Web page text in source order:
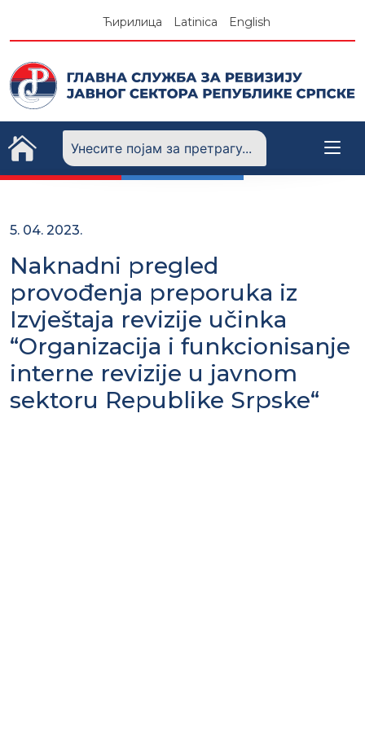
Ћирилица Latinica English
5. 04. 2023.
Naknadni pregled
provođenja preporuka iz
Izvještaja revizije učinka
“Organizacija i funkcionisanje
interne revizije u javnom
sektoru Republike Srpske“